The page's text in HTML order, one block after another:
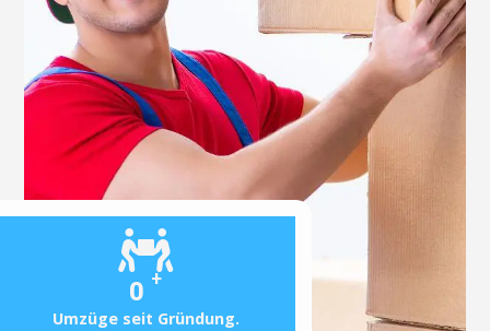
0 +
Umzüge seit Gründung.